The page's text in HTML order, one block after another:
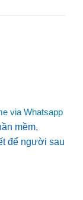
mềm,
để người sau